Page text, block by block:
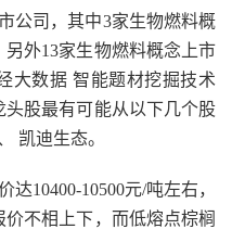
公司，其中3家生物燃料概
外13家生物燃料概念上市
大数据 智能题材挖掘技术
股最有可能从以下几个股
凯迪生态。
10400-10500元/吨左右，
不相上下，而低熔点棕榈